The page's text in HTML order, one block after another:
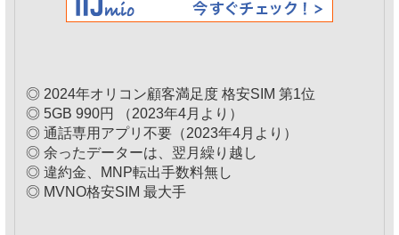
◎ 2024年オリコン顧客満足度 格安SIM 第1位
◎ 5GB 990円 （2023年4月より）
◎ 通話専用アプリ不要（2023年4月より）
◎ 余ったデーターは、翌月繰り越し
◎ 違約金、MNP転出手数料無し
◎ MVNO格安SIM 最大手